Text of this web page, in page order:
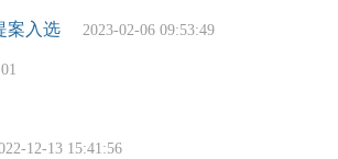
案入选 2023-02-06 09:53:49
12-13 15:41:56